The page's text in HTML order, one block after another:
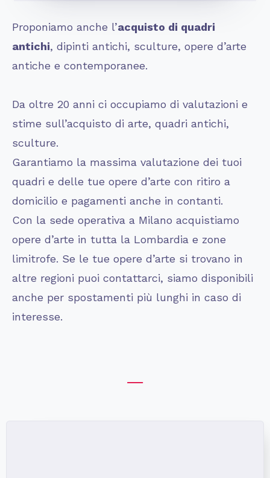
Proponiamo anche l’acquisto di quadri
antichi, dipinti antichi, sculture, opere d’arte
antiche e contemporanee.
Da oltre 20 anni ci occupiamo di valutazioni e
stime sull’acquisto di arte, quadri antichi,
sculture.
Garantiamo la massima valutazione dei tuoi
quadri e delle tue opere d’arte con ritiro a
domicilio e pagamenti anche in contanti.
Con la sede operativa a Milano acquistiamo
opere d’arte in tutta la Lombardia e zone
limitrofe. Se le tue opere d’arte si trovano in
altre regioni puoi contattarci, siamo disponibili
anche per spostamenti più lunghi in caso di
interesse.